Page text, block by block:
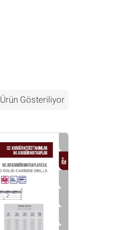
Ürün Gösteriliyor